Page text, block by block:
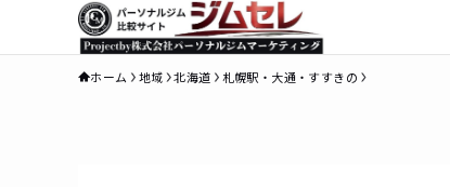
ホーム 地域 北海道 札幌駅・大通・すすきの